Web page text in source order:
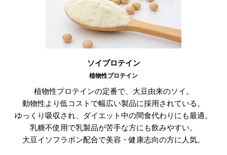
ソイプロテイン
植物性プロテイン
植物性プロテインの定番で、大豆由来のソイ。
動物性より低コストで幅広い製品に採用されている。
ゆっくり吸収され、ダイエット中の間食代わりにも最適。
乳糖不使用で乳製品が苦手な方にも飲みやすい。
大豆イソフラボン配合で美容・健康志向の方に人気。